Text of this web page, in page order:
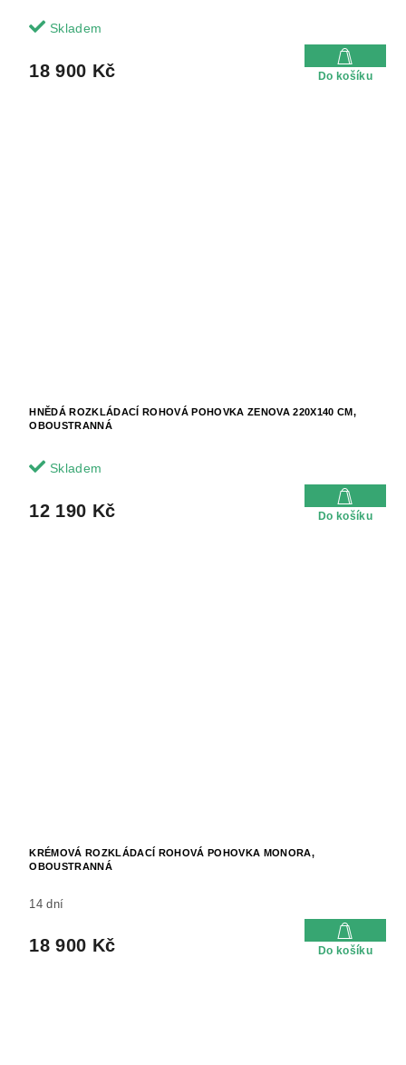
Skladem
18 900 Kč Do košíku
HNĚDÁ ROZKLÁDACÍ ROHOVÁ POHOVKA ZENOVA 220X140 CM,
OBOUSTRANNÁ
Skladem
12 190 Kč Do košíku
KRÉMOVÁ ROZKLÁDACÍ ROHOVÁ POHOVKA MONORA,
OBOUSTRANNÁ
14 dní
18 900 Kč Do košíku